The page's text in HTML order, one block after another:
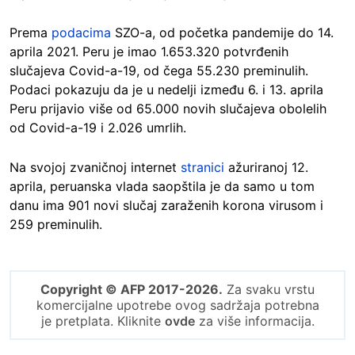
Prema podacima SZO-a, od početka pandemije do 14.
aprila 2021. Peru je imao 1.653.320 potvrđenih
slučajeva Covid-a-19, od čega 55.230 preminulih.
Podaci pokazuju da je u nedelji između 6. i 13. aprila
Peru prijavio više od 65.000 novih slučajeva obolelih
od Covid-a-19 i 2.026 umrlih.
Na svojoj zvaničnoj internet stranici ažuriranoj 12.
aprila, peruanska vlada saopštila je da samo u tom
danu ima 901 novi slučaj zaraženih korona virusom i
259 preminulih.
Copyright © AFP 2017-2026. Za svaku vrstu
komercijalne upotrebe ovog sadržaja potrebna
je pretplata. Kliknite ovdeza više informacija.